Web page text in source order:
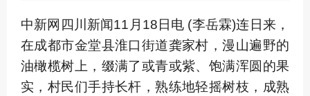
中新网四川新闻11月18日电 (李岳霖)连日来，
在成都市金堂县淮口街道龚家村，漫山遍野的
油橄榄树上，缀满了或青或紫、饱满浑圆的果
实，村民们手持长杆，熟练地轻摇树枝，成熟